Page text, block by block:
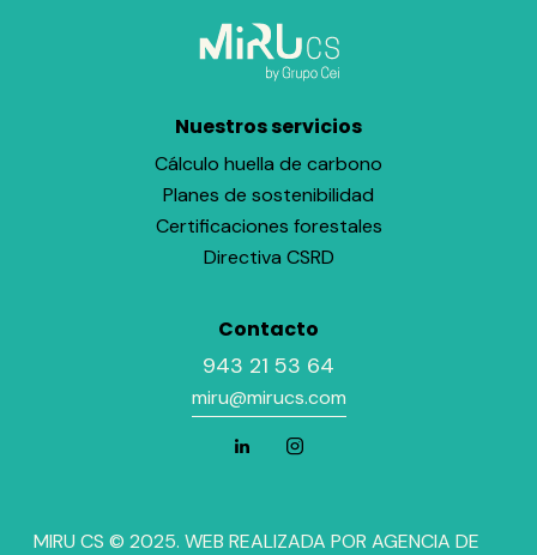
Nuestros servicios
Cálculo huella de carbono
Planes de sostenibilidad
Certificaciones forestales
Directiva CSRD
Contacto
943 21 53 64
miru@mirucs.com
MIRU CS © 2025. WEB REALIZADA POR AGENCIA DE